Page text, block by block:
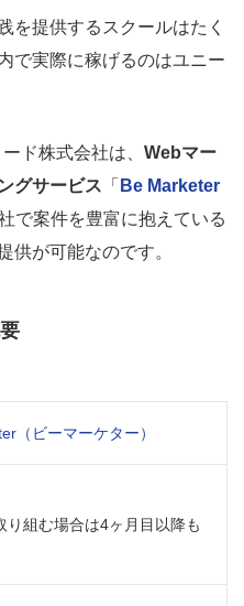
を提供するスクールはたく
で実際に稼げるのはユニー
ド株式会社は、 Webマー
グサービス 「 Be Marketer
で案件を豊富に抱えている
供が可能なのです。
（ビーマーケター）
組む場合は4ヶ月目以降も